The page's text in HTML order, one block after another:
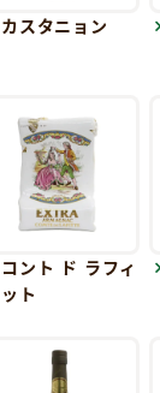
カスタニョン
コント ド ラフィ
ット